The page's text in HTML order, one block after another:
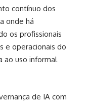
contínuo dos
onde há
os profissionais
e operacionais do
ao uso informal
de IA com